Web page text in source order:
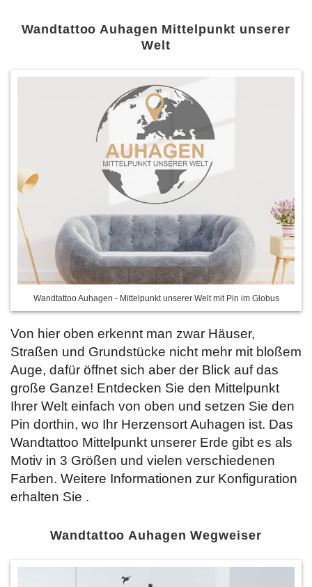
Wandtattoo Auhagen Mittelpunkt unserer
Welt
Wandtattoo Auhagen - Mittelpunkt unserer Welt mit Pin im Globus
Von hier oben erkennt man zwar Häuser,
Straßen und Grundstücke nicht mehr mit bloßem
Auge, dafür öffnet sich aber der Blick auf das
große Ganze! Entdecken Sie den Mittelpunkt
Ihrer Welt einfach von oben und setzen Sie den
Pin dorthin, wo Ihr Herzensort Auhagen ist. Das
Wandtattoo Mittelpunkt unserer Erde gibt es als
Motiv in 3 Größen und vielen verschiedenen
Farben. Weitere Informationen zur Konfiguration
erhalten Sie .
Wandtattoo Auhagen Wegweiser